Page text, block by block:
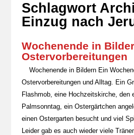
Schlagwort
Einzug nach
Wochenende in
Ostervorbereitungen
Wochenende in Bildern Ein
Ostervorbereitungen und Alltag. Ein
Flashmob, eine Hochzeitskirche, den
Palmsonntag, ein Ostergärtchen
einen Ostergarten besucht und viel
Leider gab es auch wieder viele